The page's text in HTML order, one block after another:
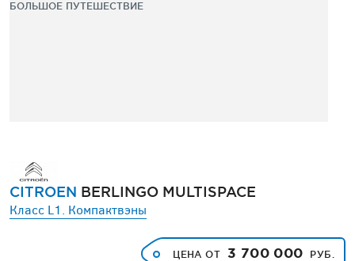
БОЛЬШОЕ ПУТЕШЕСТВИЕ
CITROEN BERLINGO MULTISPACE
Класс L1. Компактвэны
ЦЕНА ОТ 3 700 000 РУБ.